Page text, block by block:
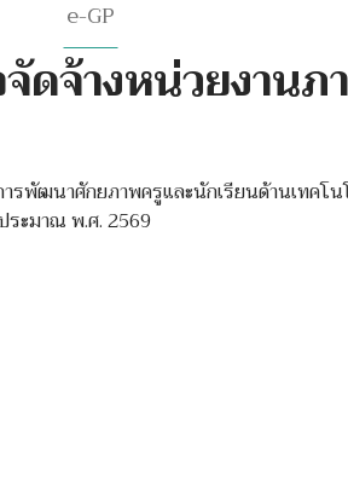
e-GP
ดจ้างหน่วยงานภ
พัฒนาศักยภาพครูและนักเรียนด้านเทคโน
ระมาณ พ.ศ. 2569